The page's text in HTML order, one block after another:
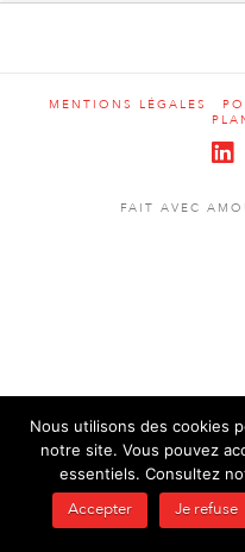
MENTIONS LÉGALES
FAIT AVEC
Nous utilisons des cookies
notre site. Vous pouvez
essentiels. Consultez
Accepter Je refuse